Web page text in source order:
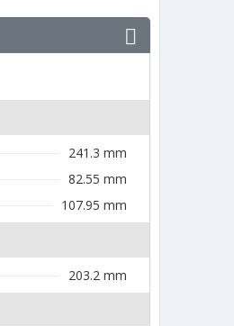
241.3 mm
82.55 mm
107.95 mm
203.2 mm